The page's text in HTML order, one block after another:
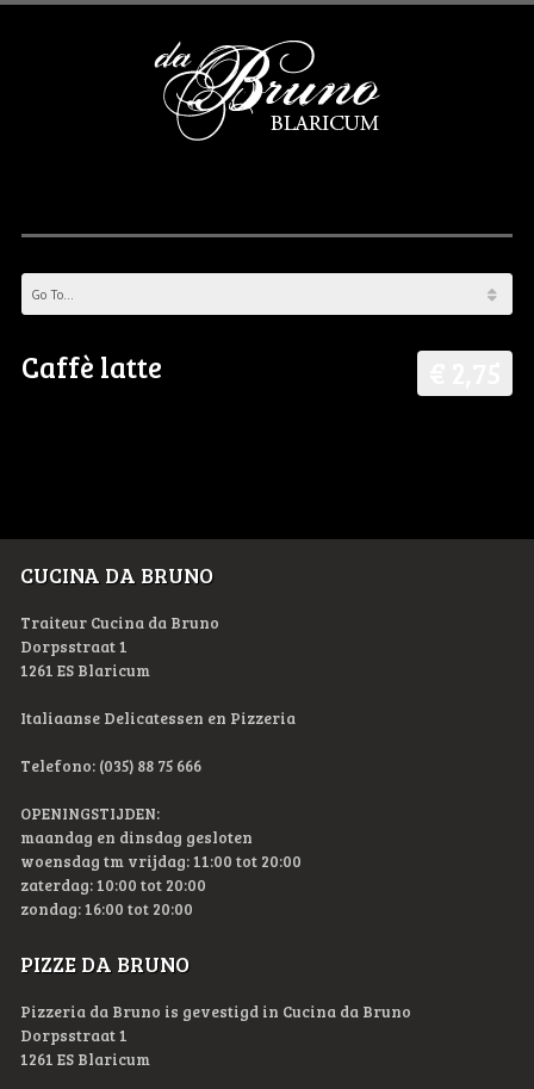
Caffè latte
CUCINA DA BRUNO
Traiteur Cucina da Bruno
Dorpsstraat 1
1261 ES Blaricum
Italiaanse Delicatessen en Pizzeria
Telefono: (035) 88 75 666
OPENINGSTIJDEN:
maandag en dinsdag gesloten
woensdag tm vrijdag: 11:00 tot 20:00
zaterdag: 10:00 tot 20:00
zondag: 16:00 tot 20:00
PIZZE DA BRUNO
Pizzeria da Bruno is gevestigd in Cucina da Bruno
Dorpsstraat 1
1261 ES Blaricum